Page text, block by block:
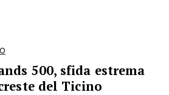
500, sfida estrema
del Ticino